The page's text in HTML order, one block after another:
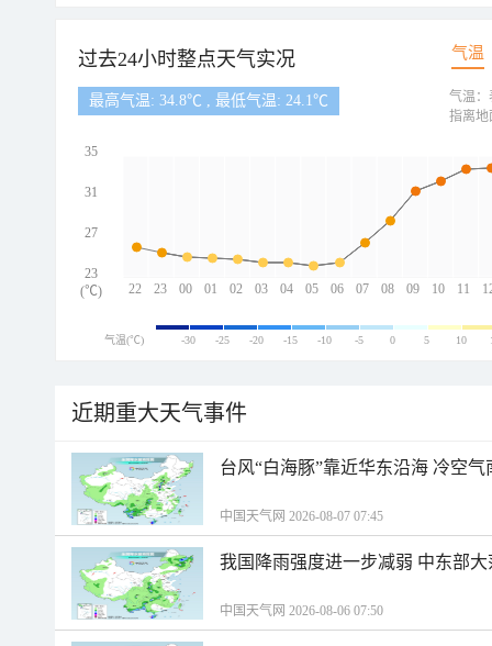
过去24小时整点天气实况 气温
最高气温: 34.8℃ , 最低气温: 24.1℃
22 23 00 01 02 03 04 05 06 07 08 09 10 11
35
31
27
23
(℃)
气温：
指离地
气温(℃) -30 -25 -20 -15 -10 -5 0 5 10
近期重大天气事件
台风“白海豚”靠近华东沿海 冷空
中国天气网 2026-08-07 07:45
我国降雨强度进一步减弱 中东部
中国天气网 2026-08-06 07:50